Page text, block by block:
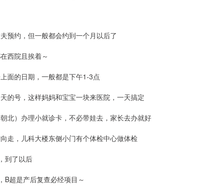
预约，但一般都会约到一个月以后了
西院且挨着～
面的日期，一般都是下午1-3点
的号，这样妈妈和宝宝一块来医院，一天搞定
北）办理小就诊卡，不必带娃去，家长去办就好
，儿科大楼东侧小门有个体检中心做体检
到了以后
B超是产后复查必经项目～